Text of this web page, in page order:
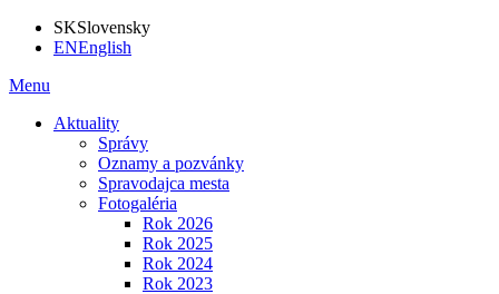
SKSlovensky
ENEnglish
Menu
Aktuality
Správy
Oznamy a pozvánky
Spravodajca mesta
Fotogaléria
Rok 2026
Rok 2025
Rok 2024
Rok 2023